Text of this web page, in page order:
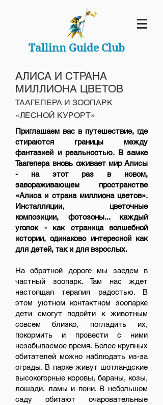
Tallinn Guide Club
АЛИСА И СТРАНА
МИЛЛИОНА ЦВЕТОВ
ТААГЕПЕРА И ЗООПАРК
«ЛЕСНОЙ КУРОРТ»
Приглашаем вас в путешествие, где
стираются границы между
фантазией и реальностью. В замке
Таагепера вновь оживает мир Алисы
- на этот раз в новом,
завораживающем пространстве
«Алиса и страна миллиона цветов».
Инсталляции, цветочные
композиции, фотозоны... каждый
уголок - как страница волшебной
истории, одинаково интересной как
для детей, так и для взрослых.
На обратной дороге мы заедем в
частный зоопарк. Там нас ждет
настоящая терапия радостью. В
этом уютном контактном зоопарке
дети смогут подойти к животным
совсем близко, погладить их,
покормить и провести с ними
незабываемое время. Более крупных
обитателей можно наблюдать из-за
ограды. В парке живут шотландские
высокогорные коровы, бараны, козы,
лошади, ламы и пони. В небольшом
саду обитают очаровательные